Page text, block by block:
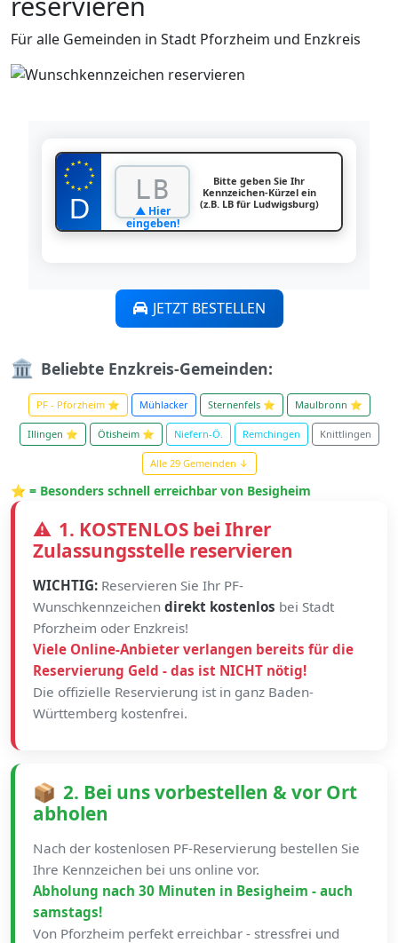
Für alle Gemeinden in Stadt Pforzheim und Enzkreis
★ ★
★
★
★
★
★
★
★
★
★
★
▲ Hier
eingeben!
Bitte geben Sie Ihr
Kennzeichen-Kürzel ein
(z.B. LB für Ludwigsburg)
JETZT BESTELLEN
🏛️ Beliebte Enzkreis-Gemeinden:
PF - Pforzheim ⭐ Mühlacker Sternenfels ⭐ Maulbronn ⭐
Illingen ⭐ Ötisheim ⭐ Niefern-Ö. Remchingen Knittlingen
Alle 29 Gemeinden ↓
⭐ = Besonders schnell erreichbar von Besigheim
⚠️ 1. KOSTENLOS bei Ihrer
Zulassungsstelle reservieren
WICHTIG: Reservieren Sie Ihr PF-
Wunschkennzeichen direkt kostenlos bei Stadt
Pforzheim oder Enzkreis!
Viele Online-Anbieter verlangen bereits für die
Reservierung Geld - das ist NICHT nötig!
Die offizielle Reservierung ist in ganz Baden-
Württemberg kostenfrei.
📦 2. Bei uns vorbestellen & vor Ort
abholen
Nach der kostenlosen PF-Reservierung bestellen Sie
Ihre Kennzeichen bei uns online vor.
Abholung nach 30 Minuten in Besigheim - auch
samstags!
Von Pforzheim perfekt erreichbar - stressfrei und